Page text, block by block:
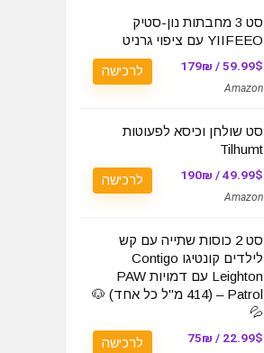
סט 3 מחבתות נון-סטיק
YIIFEEO עם ציפוי גרניט
59.99$ / 179₪
Amazon
לרכישה
סט שולחן וכיסא לפעוטות
Tilhumt
49.99$ / 190₪
Amazon
לרכישה
סט 2 כוסות שתייה עם קש
לילדים קונטיגו Contigo
Leighton עם דמויות PAW
Patrol – (414 מ"ל כל אחד) 🐶
💦
22.99$ / 75₪ לרכישה